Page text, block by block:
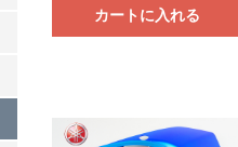
カートに入れる